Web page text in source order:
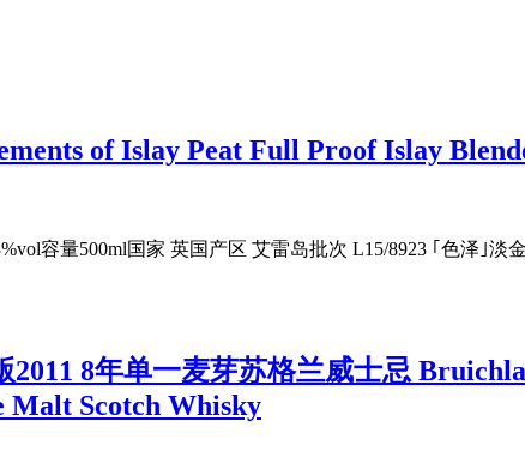
of Islay Peat Full Proof Islay
容量500ml国家 英国产区 艾雷岛批次 L15/8923 ｢色泽｣
2011 8年单一麦芽苏格兰威士忌
Malt Scotch Whisky